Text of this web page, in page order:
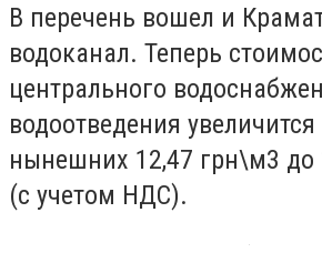
В перечень вошел и
водоканал. Теперь
центрального
водоотведения увеличится
нынешних 12,47 грн\м3 до
(с учетом НДС).